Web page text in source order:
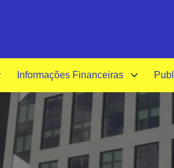
Informações Financeiras